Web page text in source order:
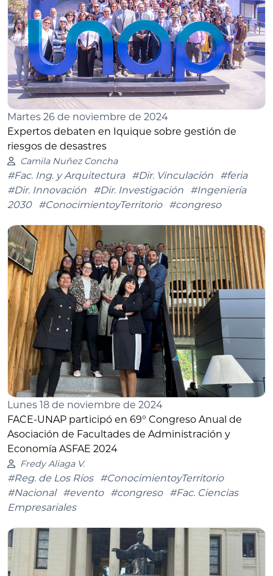
Martes 26 de noviembre de 2024
Expertos debaten en Iquique sobre gestión de
riesgos de desastres
Camila Nuñez Concha
#Fac. Ing. y Arquitectura #Dir. Vinculación
#feria
#Dir. Innovación
#Dir. Investigación
#Ingeniería
2030
#ConocimientoyTerritorio #congreso
Lunes 18 de noviembre de 2024
FACE-UNAP participó en 69° Congreso Anual de
Asociación de Facultades de Administración y
Economía ASFAE 2024
Fredy Aliaga V.
#Reg. de Los Ríos
#ConocimientoyTerritorio
#Nacional
#evento #congreso
#Fac. Ciencias
Empresariales